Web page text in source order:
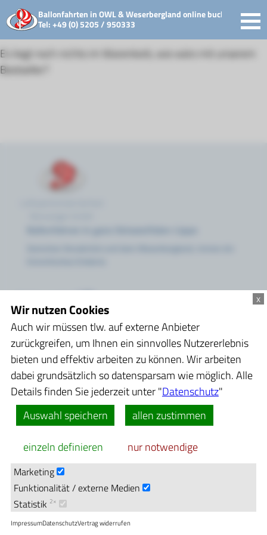
Es liegt noch nichts im Warenkorb, wie wärs mit unserem
Bestseller?
Ballonfahrten in OWL & Weserbergland online buchen
Tel: +49 (0) 5205 / 950333
einloggen
Porto
FAQ
Impressum
Datenschutz
AGBWiderrufsbelehrung
Sicherheitsanweisungen & Beförderungsbedingungen
powered bypott.digital'spt.BallonManager
Wir nutzen Cookies
Auch wir müssen tlw. auf externe Anbieter
zurückgreifen, um Ihnen ein sinnvolles Nutzererlebnis
bieten und effektiv arbeiten zu können. Wir arbeiten
dabei grundsätzlich so datensparsam wie möglich. Alle
Details finden Sie jederzeit unter "Datenschutz"
Auswahl speichern
allen zustimmen
einzeln definieren
nur notwendige
x
Marketing
Funktionalität / externe Medien
Statistik 2×
ImpressumDatenschutzVertrag widerrufen